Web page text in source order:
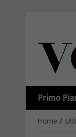
Primo
Home /